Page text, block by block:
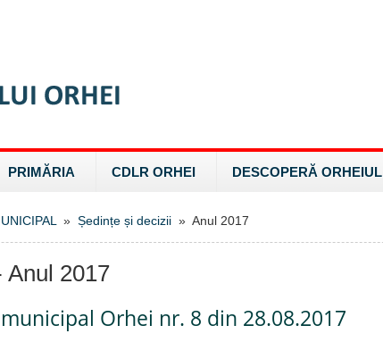
PRIMĂRIA CDLR ORHEI DESCOPERĂ ORHEIUL
» Ședințe și decizii » Anul 2017
Anul 2017
Orhei nr. 8 din 28.08.2017